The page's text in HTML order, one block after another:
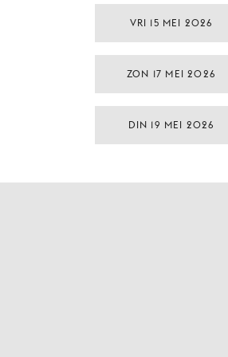
VRI 15 MEI 2026
ZON 17 MEI 2026
DIN 19 MEI 2026